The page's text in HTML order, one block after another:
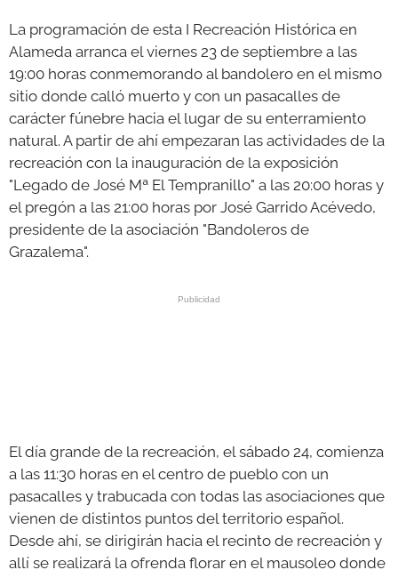
La programación de esta I Recreación Histórica en
Alameda arranca el viernes 23 de septiembre a las
19:00 horas conmemorando al bandolero en el mismo
sitio donde calló muerto y con un pasacalles de
carácter fúnebre hacia el lugar de su enterramiento
natural. A partir de ahí empezaran las actividades de la
recreación con la inauguración de la exposición
"Legado de José Mª El Tempranillo" a las 20:00 horas y
el pregón a las 21:00 horas por José Garrido Acévedo,
presidente de la asociación "Bandoleros de
Grazalema".
El día grande de la recreación, el sábado 24, comienza
a las 11:30 horas en el centro de pueblo con un
pasacalles y trabucada con todas las asociaciones que
vienen de distintos puntos del territorio español.
Desde ahí, se dirigirán hacia el recinto de recreación y
allí se realizará la ofrenda florar en el mausoleo donde